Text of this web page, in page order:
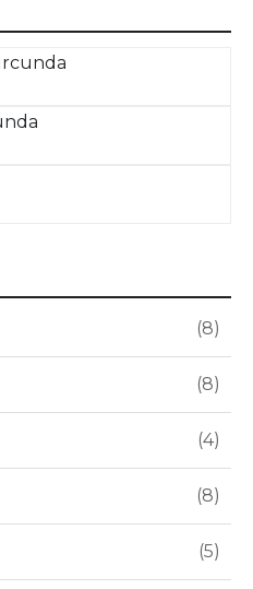
8
8
4
8
5